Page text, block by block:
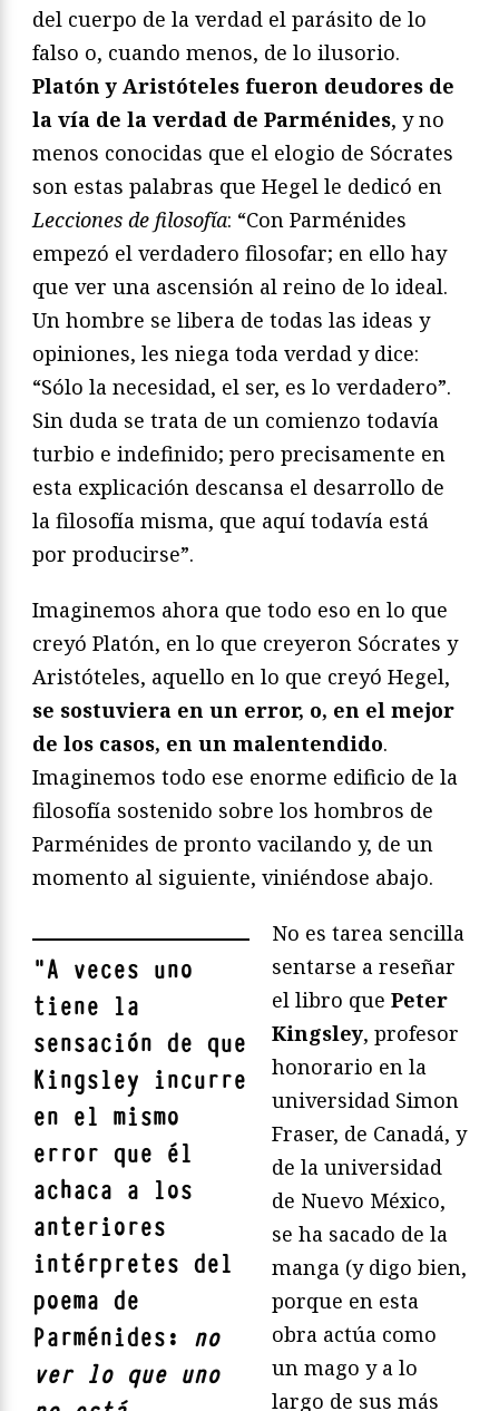
del cuerpo de la verdad el parásito de lo
falso o, cuando menos, de lo ilusorio.
Platón y Aristóteles fueron deudores de
la vía de la verdad de Parménides, y no
menos conocidas que el elogio de Sócrates
son estas palabras que Hegel le dedicó en
Lecciones de filosofía: “Con Parménides
empezó el verdadero filosofar; en ello hay
que ver una ascensión al reino de lo ideal.
Un hombre se libera de todas las ideas y
opiniones, les niega toda verdad y dice:
“Sólo la necesidad, el ser, es lo verdadero”.
Sin duda se trata de un comienzo todavía
turbio e indefinido; pero precisamente en
esta explicación descansa el desarrollo de
la filosofía misma, que aquí todavía está
por producirse”.
Imaginemos ahora que todo eso en lo que
creyó Platón, en lo que creyeron Sócrates y
Aristóteles, aquello en lo que creyó Hegel,
se sostuviera en un error, o, en el mejor
de los casos, en un malentendido.
Imaginemos todo ese enorme edificio de la
filosofía sostenido sobre los hombros de
Parménides de pronto vacilando y, de un
momento al siguiente, viniéndose abajo.
"A veces uno
tiene la
sensación de que
Kingsley incurre
en el mismo
error que él
achaca a los
anteriores
intérpretes del
poema de
Parménides: no
ver lo que uno
No es tarea sencilla
sentarse a reseñar
el libro que Peter
Kingsley, profesor
honorario en la
universidad Simon
Fraser, de Canadá, y
de la universidad
de Nuevo México,
se ha sacado de la
manga (y digo bien,
porque en esta
obra actúa como
un mago y a lo
largo de sus más